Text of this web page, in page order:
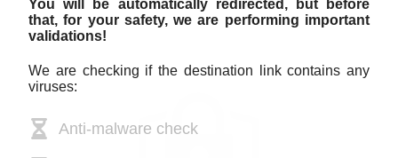
You will be automatically redirected, but before
that, for your safety, we are performing important
validations!
We are checking if the destination link contains any
viruses:
Anti-malware check